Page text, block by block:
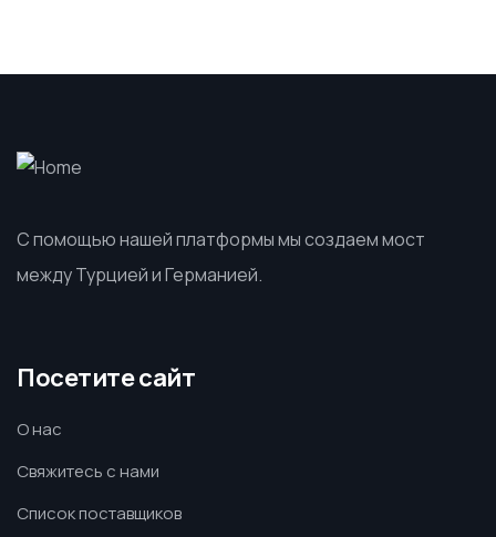
С помощью нашей платформы мы создаем мост
между Турцией и Германией.
Посетите сайт
О нас
Свяжитесь с нами
Список поставщиков